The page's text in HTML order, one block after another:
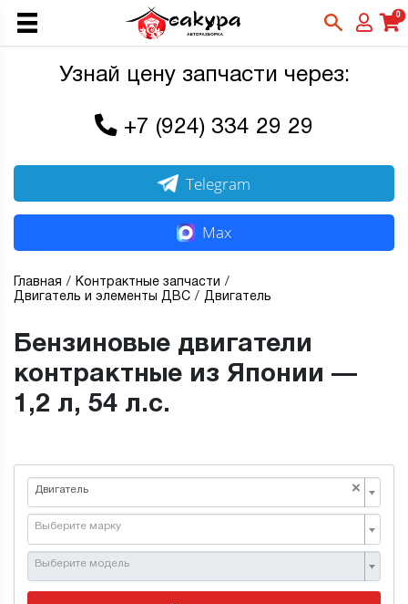
0
Узнай цену запчасти через:
+7 (924) 334 29 29
Telegram
Max
Главная
Контрактные запчасти
Двигатель и элементы ДВС
Двигатель
Бензиновые двигатели
контрактные из Японии —
1,2 л, 54 л.с.
×
Двигатель
Выберите марку
Выберите модель